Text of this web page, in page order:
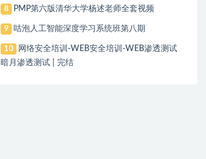
8 PMP第六版清华大学杨述老师全套视频
9 咕泡人工智能深度学习系统班第八期
10
网络安全培训-WEB安全培训-WEB渗透测试
暗月渗透测试 | 完结